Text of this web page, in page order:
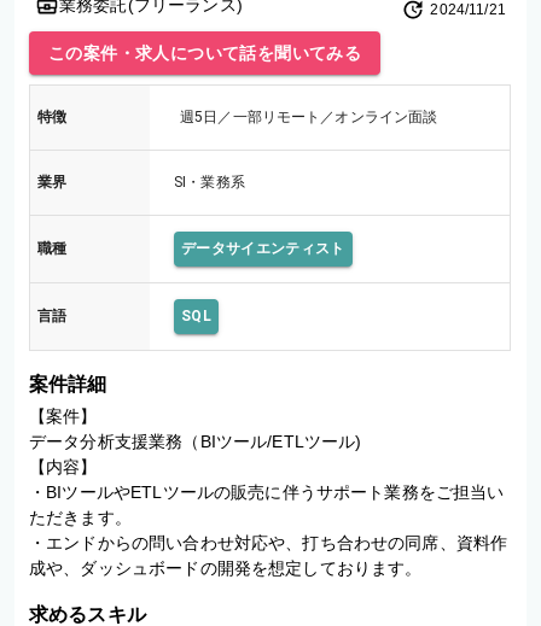
業務委託(フリーランス) 2024/11/21
この案件・求人について話を聞いてみる
特徴 週5日／一部リモート／オンライン面談
業界 SI・業務系
職種 データサイエンティスト
言語 SQL
案件詳細
【案件】
データ分析支援業務（BIツール/ETLツール)
【内容】
・BIツールやETLツールの販売に伴うサポート業務をご担当い
ただきます。
・エンドからの問い合わせ対応や、打ち合わせの同席、資料作
成や、ダッシュボードの開発を想定しております。
求めるスキル